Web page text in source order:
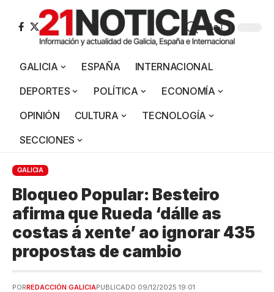
Aa
GALICIA ESPAÑA
INTERNACIONAL
DEPORTES
POLÍTICA
ECONOMÍA
OPINIÓN
CULTURA
TECNOLOGÍA
SECCIONES
GALICIA
Bloqueo Popular: Besteiro
afirma que Rueda ‘dálle as
costas á xente’ ao ignorar 435
propostas de cambio
PORREDACCIÓN GALICIAPUBLICADO 09/12/2025 19:01